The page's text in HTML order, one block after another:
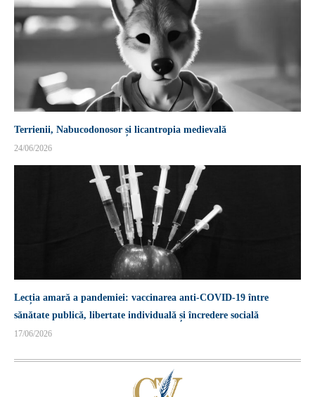
Terrienii, Nabucodonosor și licantropia medievală
24/06/2026
Lecția amară a pandemiei: vaccinarea anti-COVID-19 între
sănătate publică, libertate individuală și încredere socială
17/06/2026